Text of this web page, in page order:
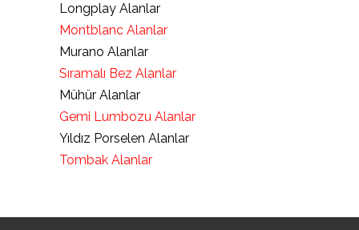
Longplay Alanlar
Montblanc Alanlar
Murano Alanlar
Sıramalı Bez Alanlar
Mühür Alanlar
Gemi Lumbozu Alanlar
Yıldız Porselen Alanlar
Tombak Alanlar